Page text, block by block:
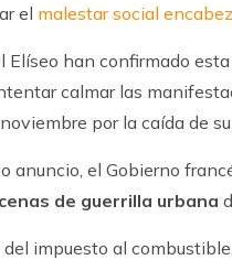
el malestar social
Elíseo han confirmado
calmar las
por la caída de
anuncio, el Gobierno
de guerrilla urbana
impuesto al